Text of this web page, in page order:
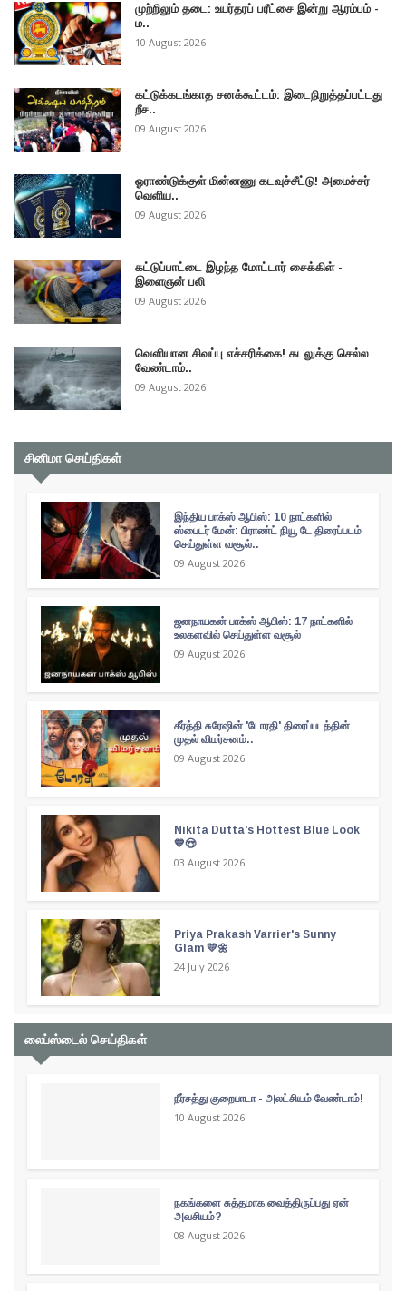
முற்றிலும் தடை: உயர்தரப் பரீட்சை இன்று ஆரம்பம் -
ம..
10 August 2026
கட்டுக்கடங்காத சனக்கூட்டம்: இடைநிறுத்தப்பட்டது
றீச..
09 August 2026
ஓராண்டுக்குள் மின்னணு கடவுச்சீட்டு! அமைச்சர்
வெளிய..
09 August 2026
கட்டுப்பாட்டை இழந்த மோட்டார் சைக்கிள் -
இளைஞன் பலி
09 August 2026
வௌியான சிவப்பு எச்சரிக்கை! கடலுக்கு செல்ல
வேண்டாம்..
09 August 2026
சினிமா செய்திகள்
இந்திய பாக்ஸ் ஆபிஸ்: 10 நாட்களில்
ஸ்பைடர் மேன்: பிராண்ட் நியூ டே திரைப்படம்
செய்துள்ள வசூல்..
09 August 2026
ஜனநாயகன் பாக்ஸ் ஆபிஸ்: 17 நாட்களில்
உலகளவில் செய்துள்ள வசூல்
09 August 2026
கீர்த்தி சுரேஷின் 'டோரதி' திரைப்படத்தின்
முதல் விமர்சனம்..
09 August 2026
Nikita Dutta's Hottest Blue Look
💙😍
03 August 2026
Priya Prakash Varrier's Sunny
Glam 💛🌼
24 July 2026
லைப்ஸ்டைல் செய்திகள்
நீர்சத்து குறைபாடா - அலட்சியம் வேண்டாம்!
10 August 2026
நகங்களை சுத்தமாக வைத்திருப்பது ஏன்
அவசியம்?
08 August 2026